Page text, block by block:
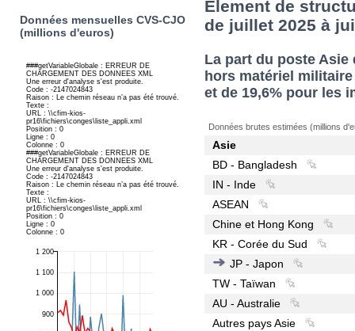
Données mensuelles CVS-CJO
(millions d'euros)
Element de
de juillet 2025 à
La part du poste Asie
hors matériel
et de 19,6% pour les
Données brutes estimées (millions
Asie
BD - Bangladesh
IN - Inde
ASEAN
Chine et Hong Kong
KR - Corée du Sud
JP - Japon
TW - Taïwan
AU - Australie
Autres pays Asie